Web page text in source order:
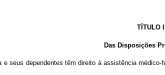
TÍTULO I
Das Disposições
seus dependentes têm direito à assistência